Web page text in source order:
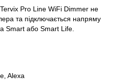
Pro Line WiFi Dimmer не
та підключається напряму
Smart або Smart Life.
Alexa